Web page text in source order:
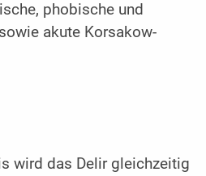
phobische und
akute Korsakow-
wird das Delir gleichzeitig